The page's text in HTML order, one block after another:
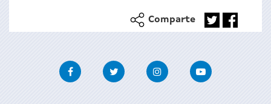
Comparte
FacebookTwitter InstagramYoutube